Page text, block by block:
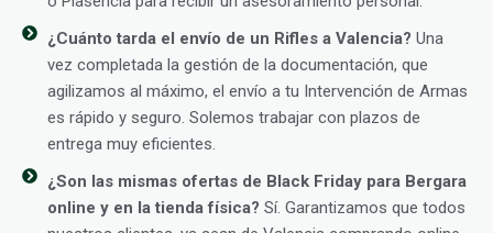
¿Cuánto tarda el envío de un Rifles a Valencia? Una
vez completada la gestión de la documentación, que
agilizamos al máximo, el envío a tu Intervención de Armas
es rápido y seguro. Solemos trabajar con plazos de
entrega muy eficientes.
¿Son las mismas ofertas de Black Friday para Bergara
online y en la tienda física? Sí. Garantizamos que todos